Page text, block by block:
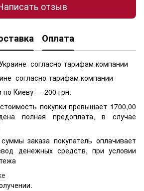
отзыв
Оплата
согласно тарифам компании
согласно тарифам компании
по Киеву — 200 грн.
покупки превышает 1700,00
полная предоплата, в случае
заказа покупатель оплачивает
денежных средств, при условии